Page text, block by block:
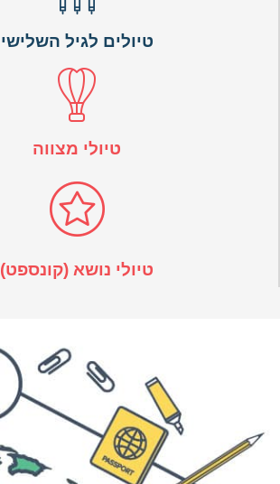
טיולים לגיל השלישי
טיולי מצווה
טיולי נושא (קונספט)